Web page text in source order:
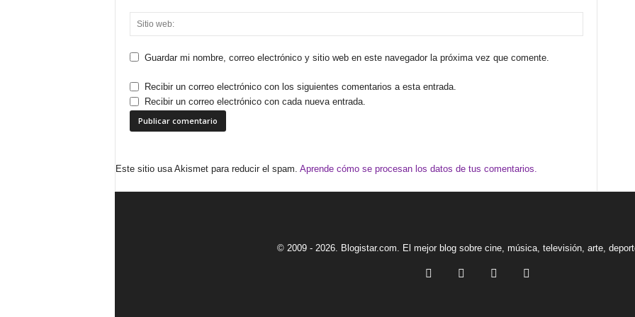
Guardar mi nombre, correo electrónico y sitio web en este navegador la próxima vez que comente.
Recibir un correo electrónico con los siguientes comentarios a esta entrada.
Recibir un correo electrónico con cada nueva entrada.
Este sitio usa Akismet para reducir el spam. Aprende cómo se procesan los datos de tus comentarios.
© 2009 - 2026. Blogistar.com. El mejor blog sobre cine, música, televisión, arte,